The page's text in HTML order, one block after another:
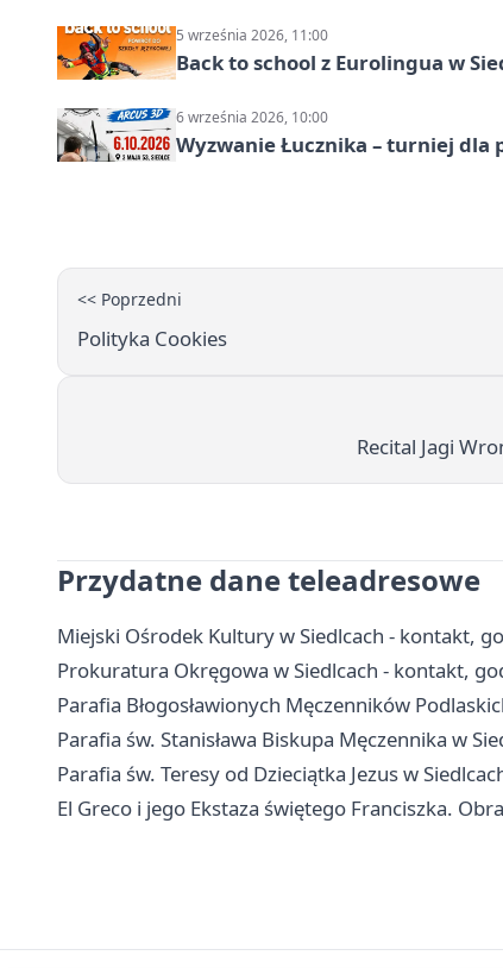
5 września 2026, 11:00
Back to school z Eurolingua w
6 września 2026, 10:00
Wyzwanie Łucznika – turniej dla
<< Poprzedni
Polityka Cookies
Recital Jagi
Przydatne dane teleadresowe
Miejski Ośrodek Kultury w Siedlcach - kontakt,
Prokuratura Okręgowa w Siedlcach - kontakt,
Parafia Błogosławionych Męczenników
Parafia św. Stanisława Biskupa Męczennika w
Parafia św. Teresy od Dzieciątka Jezus w
El Greco i jego Ekstaza świętego Franciszka.